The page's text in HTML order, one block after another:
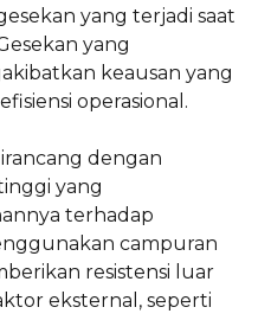
yang terjadi saat
yang
keausan yang
operasional.
dengan
yang
terhadap
campuran
resistensi luar
eksternal, seperti